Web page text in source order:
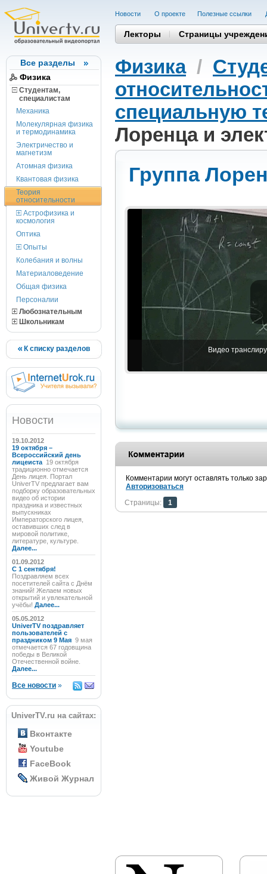
Все разделы
Физика
Студентам,
cпециалистам
Механика
Молекулярная физика
и термодинамика
Электричество и
магнетизм
Атомная физика
Квантовая физика
Теория
относительности
Астрофизика и
космология
Оптика
Опыты
Колебания и волны
Материаловедение
Общая физика
Персоналии
Любознательным
Школьникам
К списку разделов
Новости
19.10.2012
19 октября –
Всероссийский день
лицеиста 19 октября
традиционно отмечается
День лицея. Портал
UniverTV предлагает вам
подборку образовательных
видео об истории
праздника и известных
выпускниках
Императорского лицея,
оставивших след в
мировой политике,
литературе, культуре.
Далее...
01.09.2012
C 1 сентября!
Поздравляем всех
посетителей сайта с Днём
знаний! Желаем новых
открытий и увлекательной
учёбы! Далее...
05.05.2012
UniverTV поздравляет
пользователей с
праздником 9 Мая 9 мая
отмечается 67 годовщина
победы в Великой
Отечественной войне.
Далее...
Все новости »
UniverTV.ru на сайтах:
Вконтакте
Youtube
FaceBook
Живой Журнал
Новости О проекте Полезные cсылки
Лекторы Страницы
Физика/
специальную
Лоренца и
Группа
Видео
Комментарии могут оставлять только
Авторизоваться
Страницы:
1